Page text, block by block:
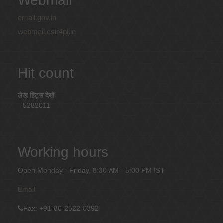
email.gov.in
webmail.csir4pi.in
Hit count
लेख हिट्स देखें
5282011
Working hours
Open Monday - Friday, 8:30 AM - 5:00 PM IST
Email
Fax: +91-80-2522-0392